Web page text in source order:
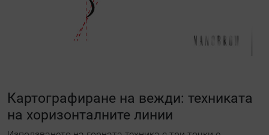
Картографиране на вежди: техниката
на хоризонталните линии